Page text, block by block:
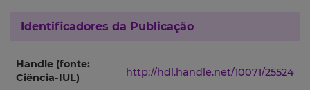
Identificadores da Publicação
Handle (fonte:
Ciência-IUL)
http://hdl.handle.net/10071/25524